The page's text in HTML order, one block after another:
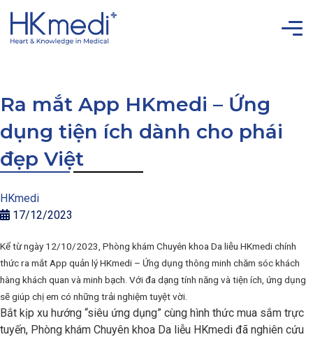
Ra mắt App HKmedi – Ứng
dụng tiện ích dành cho phái
đẹp Việt
HKmedi
17/12/2023
Kể từ ngày 12/10/2023, Phòng khám Chuyên khoa Da liễu HKmedi chính
thức ra mắt App quản lý HKmedi – Ứng dụng thông minh chăm sóc khách
hàng khách quan và minh bạch. Với đa dạng tính năng và tiện ích, ứng dụng
sẽ giúp chị em có những trải nghiệm tuyệt vời.
Bắt kịp xu hướng “siêu ứng dụng” cùng hình thức mua sắm trực
tuyến, Phòng khám Chuyên khoa Da liễu HKmedi đã nghiên cứu